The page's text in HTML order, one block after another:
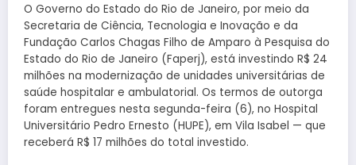
O Governo do Estado do Rio de Janeiro, por meio da
Secretaria de Ciência, Tecnologia e Inovação e da
Fundação Carlos Chagas Filho de Amparo à Pesquisa do
Estado do Rio de Janeiro (Faperj), está investindo R$ 24
milhões na modernização de unidades universitárias de
saúde hospitalar e ambulatorial. Os termos de outorga
foram entregues nesta segunda-feira (6), no Hospital
Universitário Pedro Ernesto (HUPE), em Vila Isabel — que
receberá R$ 17 milhões do total investido.